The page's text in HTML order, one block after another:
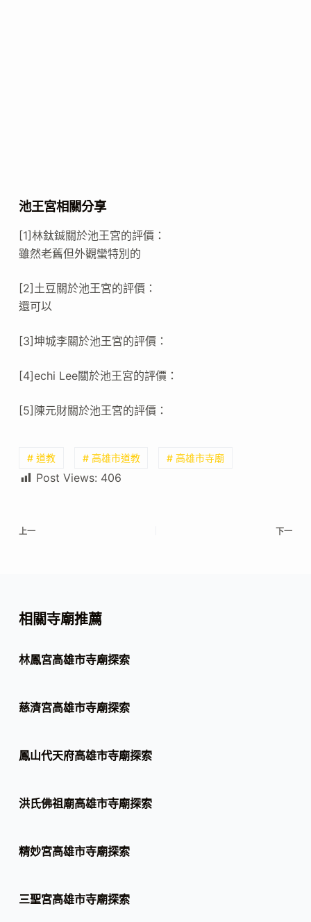
池王宮相關分享
[1]林鈦鋮關於池王宮的評價：
雖然老舊但外觀蠻特別的
[2]土豆關於池王宮的評價：
還可以
[3]坤城李關於池王宮的評價：
[4]echi Lee關於池王宮的評價：
[5]陳元財關於池王宮的評價：
# 道教 # 高雄市道教 # 高雄市寺廟
Post Views: 406
上一 下一
相關寺廟推薦
林鳳宮高雄市寺廟探索
慈濟宮高雄市寺廟探索
鳳山代天府高雄市寺廟探索
洪氏佛祖廟高雄市寺廟探索
精妙宮高雄市寺廟探索
三聖宮高雄市寺廟探索